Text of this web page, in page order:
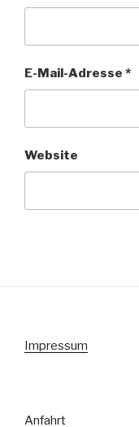
E-Mail-Adresse *
Website
Impressum
Anfahrt